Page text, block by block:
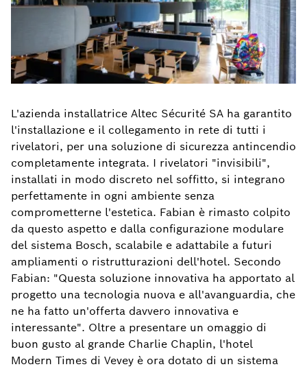
L'azienda installatrice Altec Sécurité SA ha garantito
l'installazione e il collegamento in rete di tutti i
rivelatori, per una soluzione di sicurezza antincendio
completamente integrata. I rivelatori "invisibili",
installati in modo discreto nel soffitto, si integrano
perfettamente in ogni ambiente senza
comprometterne l'estetica. Fabian è rimasto colpito
da questo aspetto e dalla configurazione modulare
del sistema Bosch, scalabile e adattabile a futuri
ampliamenti o ristrutturazioni dell'hotel. Secondo
Fabian: "Questa soluzione innovativa ha apportato al
progetto una tecnologia nuova e all'avanguardia, che
ne ha fatto un'offerta davvero innovativa e
interessante". Oltre a presentare un omaggio di
buon gusto al grande Charlie Chaplin, l'hotel
Modern Times di Vevey è ora dotato di un sistema